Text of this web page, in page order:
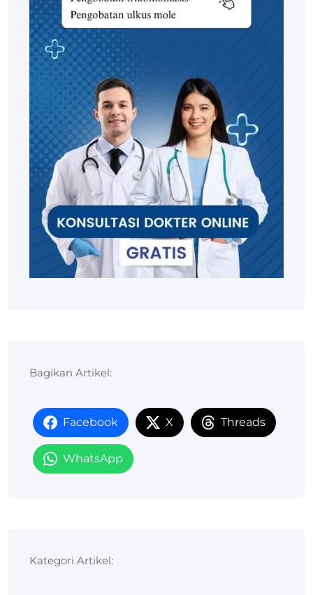
Bagikan Artikel:
Facebook X Threads
WhatsApp
Kategori Artikel: